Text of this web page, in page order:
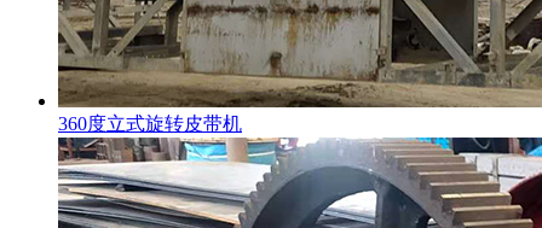
360度立式旋转皮带机